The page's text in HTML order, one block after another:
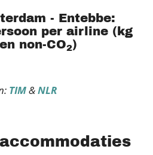
- Entebbe:
per airline (kg
non-CO2)
TIM&NLR